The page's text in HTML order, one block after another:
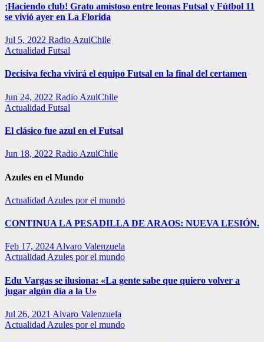
¡Haciendo club! Grato amistoso entre leonas Futsal y Fútbol 11
se vivió ayer en La Florida
Jul 5, 2022 Radio AzulChile
Actualidad Futsal
Decisiva fecha vivirá el equipo Futsal en la final del certamen
Jun 24, 2022 Radio AzulChile
Actualidad Futsal
El clásico fue azul en el Futsal
Jun 18, 2022 Radio AzulChile
Azules en el Mundo
Actualidad Azules por el mundo
CONTINUA LA PESADILLA DE ARAOS: NUEVA LESIÓN.
Feb 17, 2024 Alvaro Valenzuela
Actualidad Azules por el mundo
Edu Vargas se ilusiona: «La gente sabe que quiero volver a
jugar algún día a la U»
Jul 26, 2021 Alvaro Valenzuela
Actualidad Azules por el mundo